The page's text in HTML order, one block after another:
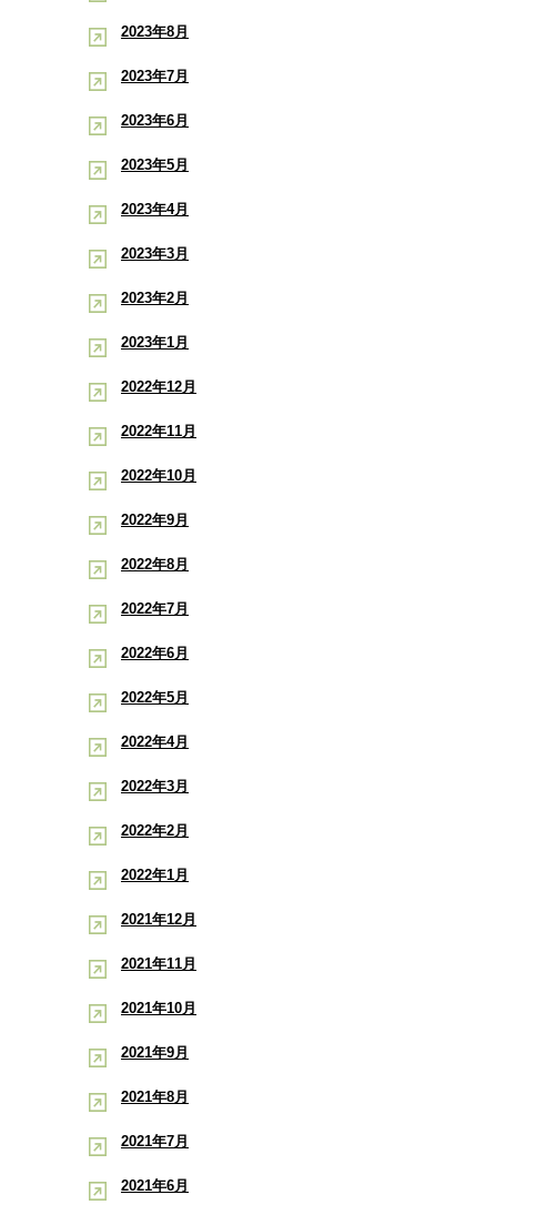
2023年8月
2023年7月
2023年6月
2023年5月
2023年4月
2023年3月
2023年2月
2023年1月
2022年12月
2022年11月
2022年10月
2022年9月
2022年8月
2022年7月
2022年6月
2022年5月
2022年4月
2022年3月
2022年2月
2022年1月
2021年12月
2021年11月
2021年10月
2021年9月
2021年8月
2021年7月
2021年6月